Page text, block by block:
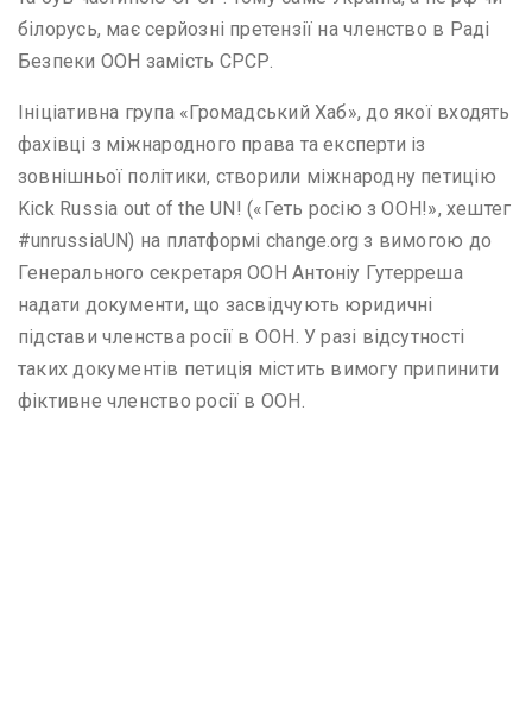
білорусь, має серйозні претензії на членство в Раді
Безпеки ООН замість СРСР.
Ініціативна група «Громадський Хаб», до якої входять
фахівці з міжнародного права та експерти із
зовнішньої політики, створили міжнародну петицію
Kick Russia out of the UN! («Геть росію з ООН!», хештег
#unrussiaUN) на платформі change.org з вимогою до
Генерального секретаря ООН Антоніу Гутерреша
надати документи, що засвідчують юридичні
підстави членства росії в ООН. У разі відсутності
таких документів петиція містить вимогу припинити
фіктивне членство росії в ООН.